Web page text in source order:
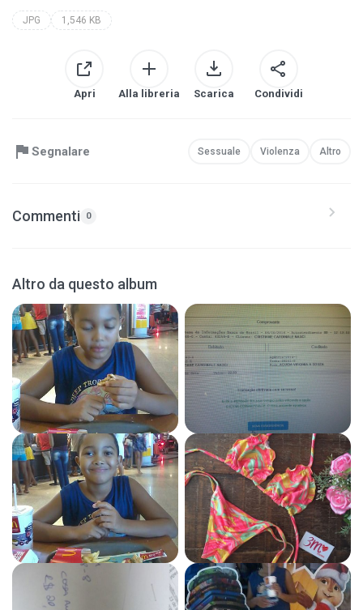
JPG 1,546 KB
Apri Alla libreria Scarica Condividi
Segnalare Sessuale Violenza Altro
Commenti 0
Altro da questo album